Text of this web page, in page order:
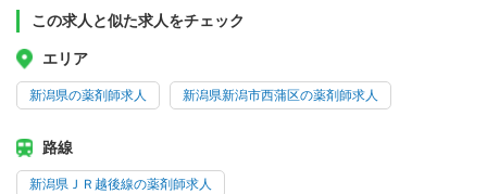
この求人と似た求人をチェック
エリア
新潟県の薬剤師求人 新潟県新潟市西蒲区の薬剤師求人
路線
新潟県ＪＲ越後線の薬剤師求人